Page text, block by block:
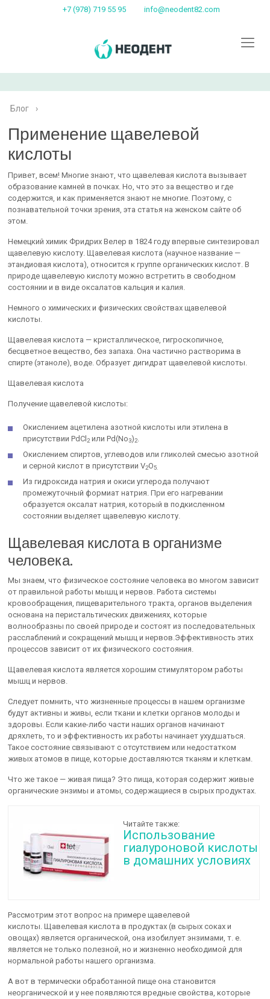
+7 (978) 719 55 95 info@neodent82.com
Блог ›
Применение щавелевой
кислоты
Привет, всем! Многие знают, что щавелевая кислота вызывает
образование камней в почках. Но, что это за вещество и где
содержится, и как применяется знают не многие. Поэтому, с
познавательной точки зрения, эта статья на женском сайте об
этом.
Немецкий химик Фридрих Велер в 1824 году впервые синтезировал
щавелевую кислоту. Щавелевая кислота (научное название —
этандиовая кислота), относится к группе органических кислот. В
природе щавелевую кислоту можно встретить в свободном
состоянии и в виде оксалатов кальция и калия.
Немного о химических и физических свойствах щавелевой
кислоты.
Щавелевая кислота — кристаллическое, гигроскопичное,
бесцветное вещество, без запаха. Она частично растворима в
спирте (этаноле), воде. Образует дигидрат щавелевой кислоты.
Щавелевая кислота
Получение щавелевой кислоты:
Окислением ацетилена азотной кислоты или этилена в
присутствии PdCl2 или Pd(No3)2.
Окислением спиртов, углеводов или гликолей смесью азотной
и серной кислот в присутствии V2O5.
Из гидроксида натрия и окиси углерода получают
промежуточный формиат натрия. При его нагревании
образуется оксалат натрия, который в подкисленном
состоянии выделяет щавелевую кислоту.
Щавелевая кислота в организме
человека.
Мы знаем, что физическое состояние человека во многом зависит
от правильной работы мышц и нервов. Работа системы
кровообращения, пищеварительного тракта, органов выделения
основана на перистальтических движениях, которые
волнообразны по своей природе и состоят из последовательных
расслаблений и сокращений мышц и нервов.Эффективность этих
процессов зависит от их физического состояния.
Щавелевая кислота является хорошим стимулятором работы
мышц и нервов.
Следует помнить, что жизненные процессы в нашем организме
будут активны и живы, если ткани и клетки органов молоды и
здоровы. Если какие-либо части наших органов начинают
дряхлеть, то и эффективность их работы начинает ухудшаться.
Такое состояние связывают с отсутствием или недостатком
живых атомов в пище, которые доставляются тканям и клеткам.
Что же такое — живая пища? Это пища, которая содержит живые
органические энзимы и атомы, содержащиеся в сырых продуктах.
Читайте также:
Использование
гиалуроновой кислоты
в домашних условиях
Рассмотрим этот вопрос на примере щавелевой
кислоты. Щавелевая кислота в продуктах (в сырых соках и
овощах) является органической, она изобилует энзимами, т. е.
является не только полезной, но и жизненно необходимой для
нормальной работы нашего организма.
А вот в термически обработанной пище она становится
неорганической и у нее появляются вредные свойства, которые